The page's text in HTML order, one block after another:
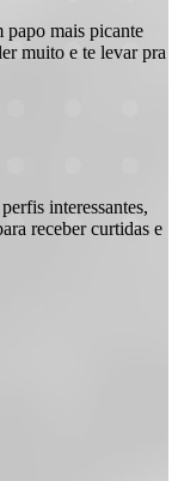
papo mais picante
muito e te levar pra
interessantes,
receber curtidas e